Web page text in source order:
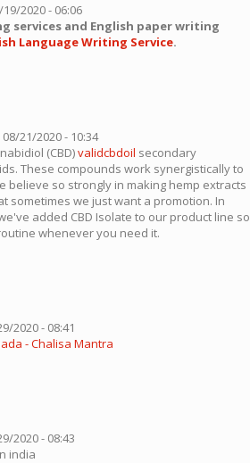
2020 - 06:06
services and English paper writing
Language Writing Service.
08/21/2020 - 10:34
(CBD)validcbdoil secondary
These compounds work synergistically to
believe so strongly in making hemp extracts
sometimes we just want a promotion. In
added CBD Isolate to our product line so
whenever you need it.
2020 - 08:41
- Chalisa Mantra
2020 - 08:43
india